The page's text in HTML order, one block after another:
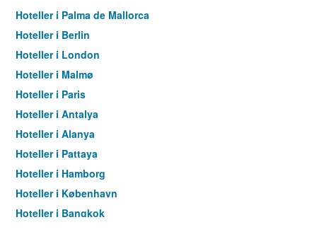
Hoteller i Palma de Mallorca
Hoteller i Berlin
Hoteller i London
Hoteller i Malmø
Hoteller i Paris
Hoteller i Antalya
Hoteller i Alanya
Hoteller i Pattaya
Hoteller i Hamborg
Hoteller i København
Hoteller i Bangkok